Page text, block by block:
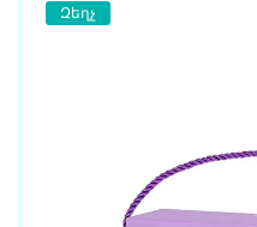
Զեղչ